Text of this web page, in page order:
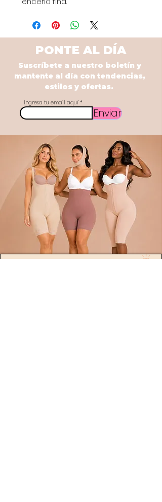
PONTE AL DÍA
Suscríbete a nuestro boletín y
mantente al día con tendencias,
estilos y ofertas.
Ingresa tu email aquí
Enviar